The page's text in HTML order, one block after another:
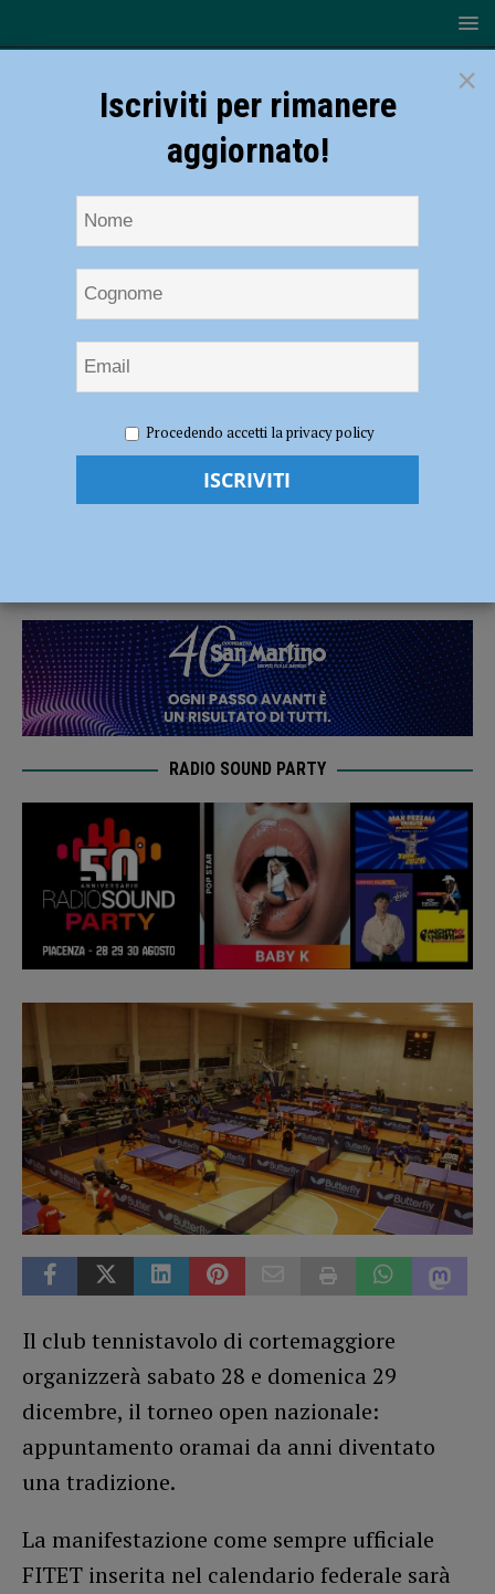
partecipanti per l’Open Nazionale di Cortemaggore
Tennistavolo: oltre 300 partecipanti per
RADIO SOUND PARTY
Il club tennistavolo di cortemaggiore
organizzerà sabato 28 e domenica 29
dicembre, il torneo open nazionale:
appuntamento oramai da anni diventato
una tradizione.
La manifestazione come sempre ufficiale
FITET inserita nel calendario federale sarà
×
Iscriviti per rimanere
aggiornato!
Procedendo accetti la privacy policy